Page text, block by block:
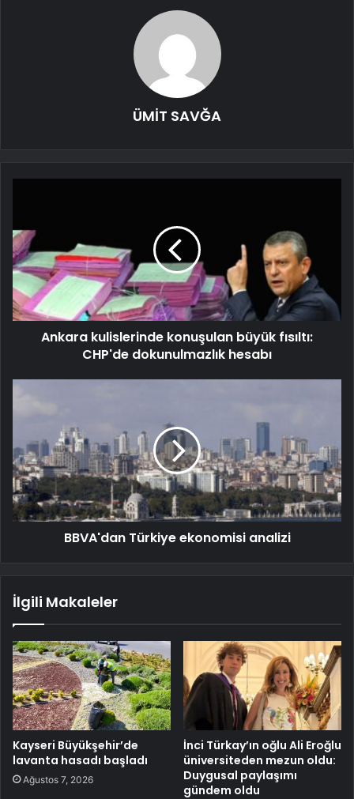
ÜMİT SAVĞA
Ankara kulislerinde konuşulan büyük fısıltı:
CHP'de dokunulmazlık hesabı
BBVA'dan Türkiye ekonomisi analizi
İlgili Makaleler
Kayseri Büyükşehir’de
lavanta hasadı başladı
Ağustos 7, 2026
İnci Türkay’ın oğlu Ali Eroğlu
üniversiteden mezun oldu:
Duygusal paylaşımı
gündem oldu